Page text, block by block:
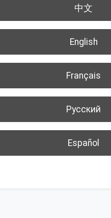
中文
English
Français
Русский
Español